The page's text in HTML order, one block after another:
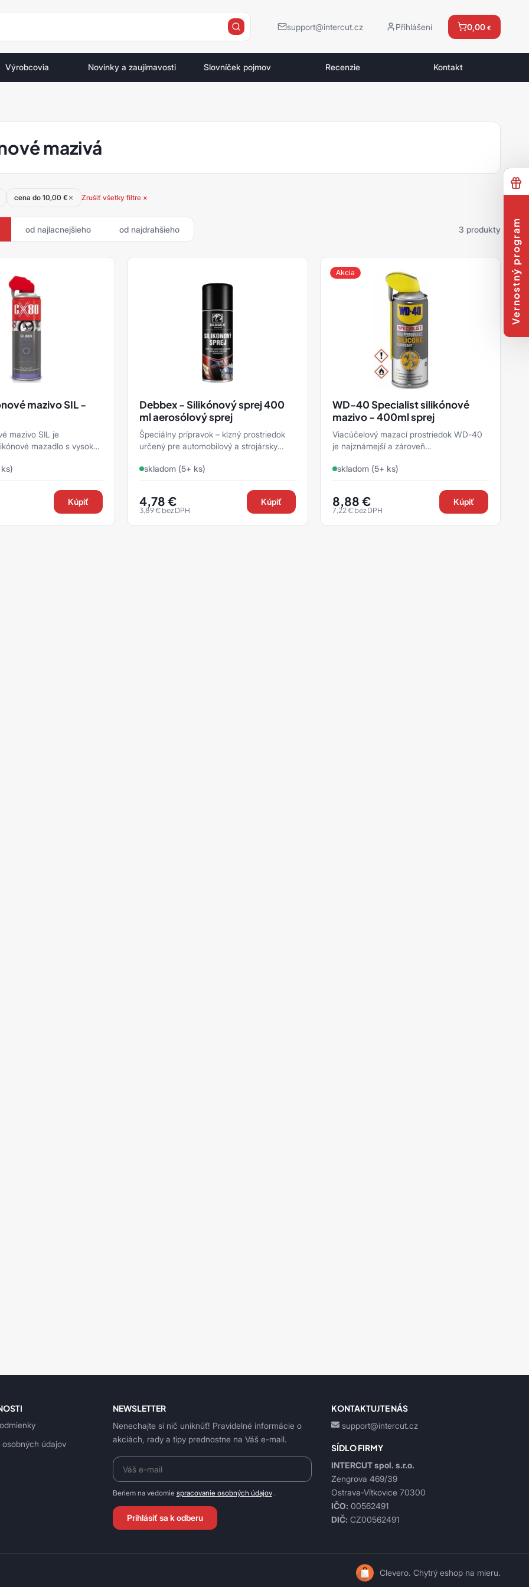
support@intercut.cz Přihlášení 0,00 €
Výrobcovia Novinky a zaujímavosti Slovníček pojmov Recenzie Kontakt
mazivá
cena do 10,00 € Zrušiť všetky filtre ×
od najlacnejšieho od najdrahšieho 3 produkty
mazivo SIL -
mazivo SIL je
mazadlo s vysokou
Kúpiť
Debbex - Silikónový sprej 400
ml aerosólový sprej
Špeciálny prípravok – klzný prostriedok
určený pre automobilový a strojársky
skladom (5+ ks)
4,78€
3,89€ bez DPH
Kúpiť
Akcia
WD-40 Specialist silikónové
mazivo - 400ml sprej
Viacúčelový mazací prostriedok WD-40
je najznámejší a zároveň
svete. Je vyhľadávané predovšet ...
skladom (5+ ks)
8,88 €
7,22€bez DPH
Kúpiť
Vernostný program
údajov
NEWSLETTER
Nenechajte si nič uniknúť! Pravidelné informácie o
akciách, rady a tipy prednostne na Váš e-mail.
Beriem na vedomie spracovanie osobných údajov.
Prihlásiť sa k odberu
KONTAKTUJTE NÁS
support@intercut.cz
SÍDLO FIRMY
INTERCUT spol. s.r.o.
Zengrova 469/39
Ostrava-Vítkovice 70300
IČO: 00562491
DIČ: CZ00562491
Clevero. Chytrý eshop na mieru.